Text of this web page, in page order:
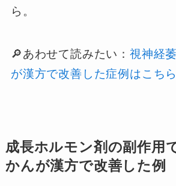
ら。
🔎あわせて読みたい： 視神経
が漢方で改善した症例はこちら
成長ホルモン剤の副作用
かんが漢方で改善した例